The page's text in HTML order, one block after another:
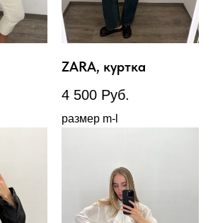
ZARA, куртка
4 500 Руб.
размер m-l